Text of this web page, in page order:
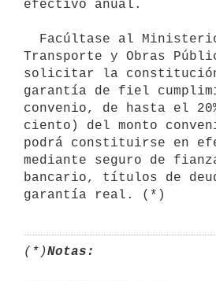
efectivo anual.
Transporte y Obras
solicitar la
garantía de fiel
convenio, de hasta el
ciento) del monto
podrá constituirse en
mediante seguro de
bancario, títulos de
garantía real. (*)
(*)Notas: